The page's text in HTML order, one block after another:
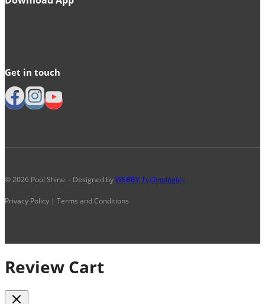
Get in touch
© 2026 Pool Shine - Designed byWEBBY Technologies
Privacy Policy | Terms and Conditions
Review Cart